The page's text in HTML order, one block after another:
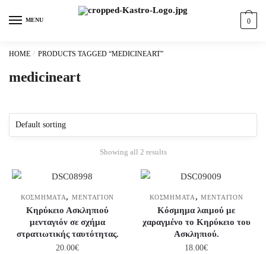
MENU 0
HOME / PRODUCTS TAGGED “MEDICINEART”
medicineart
Showing all 2 results
ΚΟΣΜΗΜΑΤΑ, ΜΕΝΤΑΓΙΟΝ
Κηρύκειο Ασκληπιού
μενταγιόν σε σχήμα
στρατιωτικής ταυτότητας.
20.00€
ΚΟΣΜΗΜΑΤΑ ,ΜΕΝΤΑΓΙΟΝ
Κόσμημα λαιμού με
χαραγμένο το Κηρύκειο του
Ασκληπιού.
18.00€